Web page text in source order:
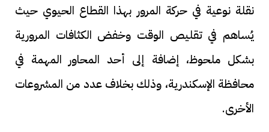
نقلة نوعية في حركة المرور بهذا القطاع الحيوي حيث
يُساهم في تقليص الوقت وخفض الكثافات المرورية
بشكل ملحوظ، إضافة إلى أحد المحاور المهمة في
محافظة الإسكندرية، وذلك بخلاف عدد من المشروعات
الأخرى.